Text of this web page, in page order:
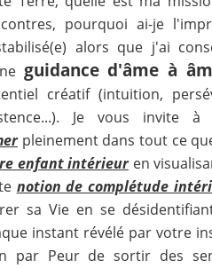
pourquoi ai-je
alors que j'ai
guidance d'âme à
créatif (intuition,
Je vous invite à
pleinement dans tout ce
enfant intérieur en
notion de complétude
sa Vie en se
instant révélé par votre
par Peur de sortir des